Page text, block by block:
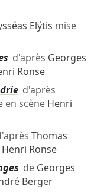
Elýtis mise
d'après Georges
Ronse
d'après
en scène Henri
Thomas
Henri Ronse
de Georges
Berger